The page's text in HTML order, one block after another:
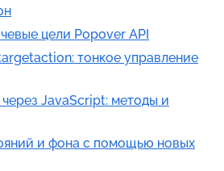
цели Popover API
тонкое управление
JavaScript: методы и
и фона с помощью новых